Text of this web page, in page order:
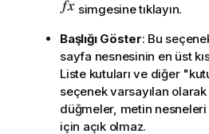
simgesine tıklayın.
Başlığı Göster: Bu
sayfa nesnesinin en üst
Liste kutuları ve diğer
seçenek varsayılan
düğmeler, metin
için açık olmaz.